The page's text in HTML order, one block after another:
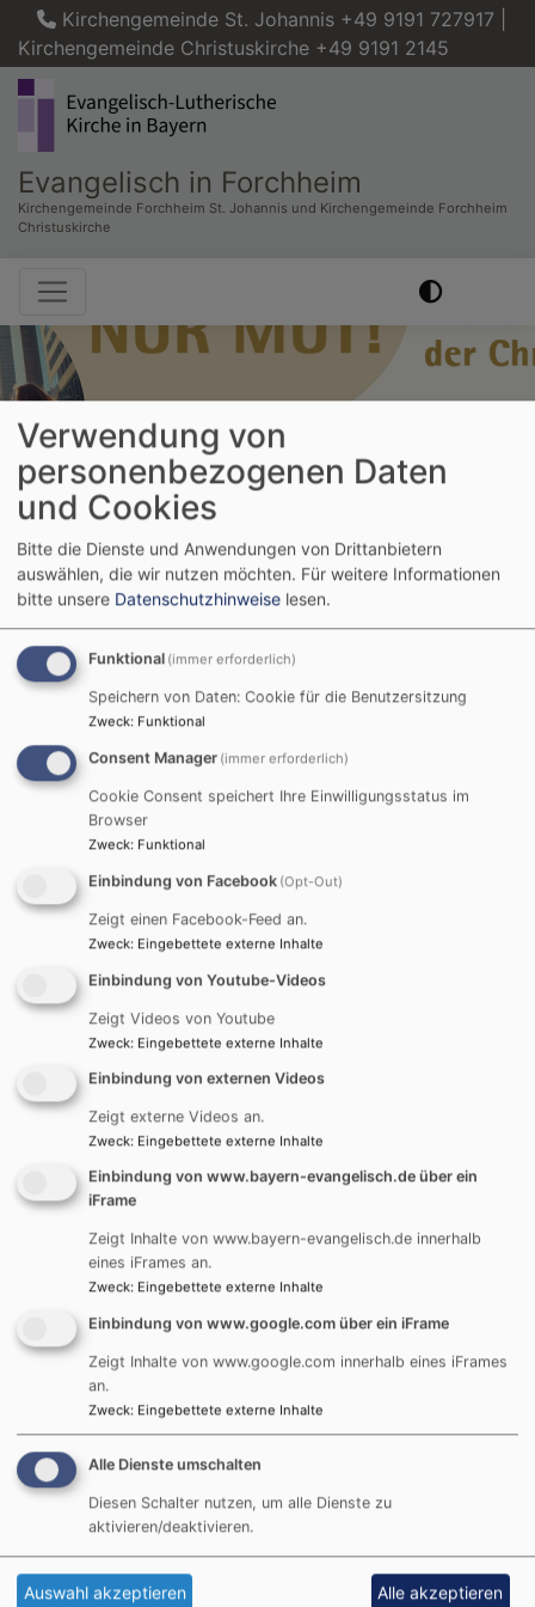
Direkt
zum
Inhalt
Kirchengemeinde St. Johannis +49 9191 727917 |
Kirchengemeinde Christuskirche +49 9191 2145
Evangelisch in Forchheim
Kirchengemeinde Forchheim St. Johannis und Kirchengemeinde Forchheim
Christuskirche
Hauptnavigation
Startseite Angebote A-Z Gemeinsam unterwegs
Mut!" - Herbstfreizeit in Schwarzenbach am Wald
"Nur Mut!" -
Herbstfreizeit in
Schwarzenbach am
Wald
Bildrechte
"Nur Mut!" ist das Motto
der diesjährigen
Herbstfreizeit der
Kirchengemeinde
Christuskirche vom 9. bis
In schöner Umgebung werden wir darüber
nachdenken, wann es uns leicht fällt, mutig zu sein und
welche Rolle Gott dabei spielt.
Teils in altersspezifischen und teils in
generationsübergreifenden Gruppen, vor allem aber
bei gemeinsamen Aktivitäten, natürlich auch draußen,
gibt es viel Spannendes für Kinder und Erwachsene zu
entdecken.
Flyer mit allen Informationen und
Anmeldemöglichkeit zum Download
6.32 MB
Wer, Wann, Wo, Kosten
Verwendung von
personenbezogenen Daten
und Cookies
Bitte die Dienste und Anwendungen von Drittanbietern
auswählen, die wir nutzen möchten. Für weitere Informationen
bitte unsere Datenschutzhinweise lesen.
Funktional (immer erforderlich)
Speichern von Daten: Cookie für die Benutzersitzung
Zweck: Funktional
Consent Manager (immer erforderlich)
Cookie Consent speichert Ihre Einwilligungsstatus im
Browser
Zweck: Funktional
Einbindung von Facebook (Opt-Out)
Zeigt einen Facebook-Feed an.
Zweck: Eingebettete externe Inhalte
Einbindung von Youtube-Videos
Zeigt Videos von Youtube
Zweck: Eingebettete externe Inhalte
Einbindung von externen Videos
Zeigt externe Videos an.
Zweck: Eingebettete externe Inhalte
Einbindung von www.bayern-evangelisch.de über ein
iFrame
Zeigt Inhalte von www.bayern-evangelisch.de innerhalb
eines iFrames an.
Zweck: Eingebettete externe Inhalte
Einbindung von www.google.com über ein iFrame
Zeigt Inhalte von www.google.com innerhalb eines iFrames
an.
Zweck: Eingebettete externe Inhalte
Alle Dienste umschalten
Diesen Schalter nutzen, um alle Dienste zu
aktivieren/deaktivieren.
Auswahl akzeptieren Alle akzeptieren